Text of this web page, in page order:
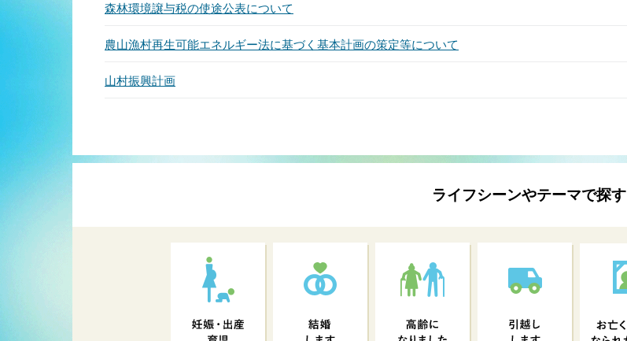
森林環境譲与税の使途公表について
農山漁村再生可能エネルギー法に基づく基本計画の策定等について
山村振興計画
ライフシーンやテーマで探す